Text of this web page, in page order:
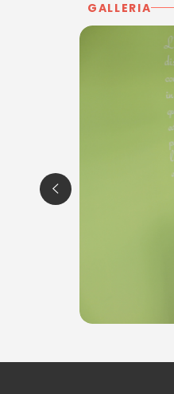
- solarium
- pressoterapia;
- smalto
Martedì: 08:00
Mercoledì,
Sabato: 08:00 –
Per ulteriori
GALLERIA